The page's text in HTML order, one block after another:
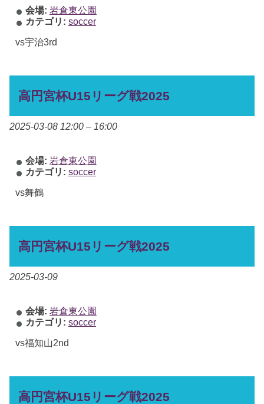
会場: 岩倉東公園
カテゴリ: soccer
vs宇治3rd
高円宮杯U15リーグ戦2025
2025-03-08 12:00 – 16:00
会場: 岩倉東公園
カテゴリ: soccer
vs舞鶴
高円宮杯U15リーグ戦2025
2025-03-09
会場: 岩倉東公園
カテゴリ: soccer
vs福知山2nd
高円宮杯U15リーグ戦2025